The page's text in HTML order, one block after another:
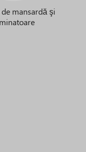
de mansardă şi